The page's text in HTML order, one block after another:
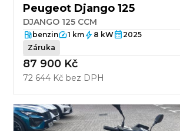
Peugeot Django 125
DJANGO 125 CCM
benzin 1 km 8 kW
2025
Záruka
87 900 Kč
72 644 Kč bez DPH